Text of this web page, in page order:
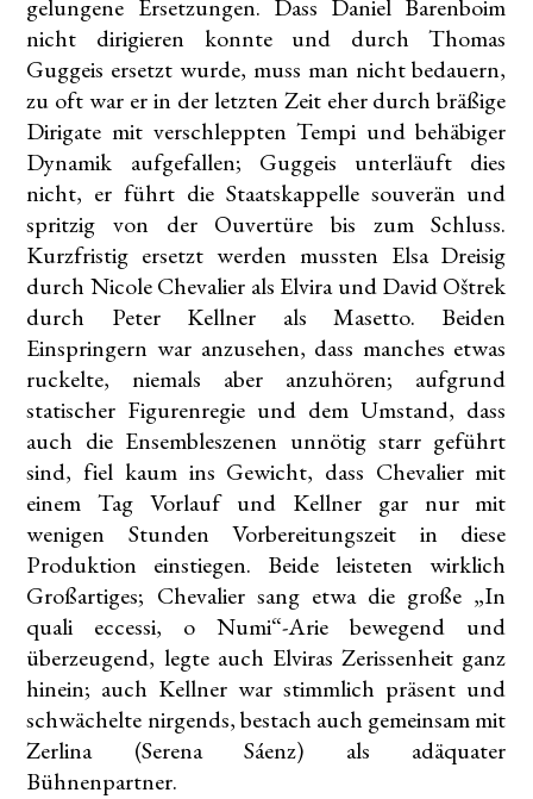
gelungene Ersetzungen. Dass Daniel Barenboim
nicht dirigieren konnte und durch Thomas
Guggeis ersetzt wurde, muss man nicht bedauern,
zu oft war er in der letzten Zeit eher durch bräßige
Dirigate mit verschleppten Tempi und behäbiger
Dynamik aufgefallen; Guggeis unterläuft dies
nicht, er führt die Staatskappelle souverän und
spritzig von der Ouvertüre bis zum Schluss.
Kurzfristig ersetzt werden mussten Elsa Dreisig
durch Nicole Chevalier als Elvira und David Oštrek
durch Peter Kellner als Masetto. Beiden
Einspringern war anzusehen, dass manches etwas
ruckelte, niemals aber anzuhören; aufgrund
statischer Figurenregie und dem Umstand, dass
auch die Ensembleszenen unnötig starr geführt
sind, fiel kaum ins Gewicht, dass Chevalier mit
einem Tag Vorlauf und Kellner gar nur mit
wenigen Stunden Vorbereitungszeit in diese
Produktion einstiegen. Beide leisteten wirklich
Großartiges; Chevalier sang etwa die große „In
quali eccessi, o Numi“-Arie bewegend und
überzeugend, legte auch Elviras Zerissenheit ganz
hinein; auch Kellner war stimmlich präsent und
schwächelte nirgends, bestach auch gemeinsam mit
Zerlina (Serena Sáenz) als adäquater
Bühnenpartner.